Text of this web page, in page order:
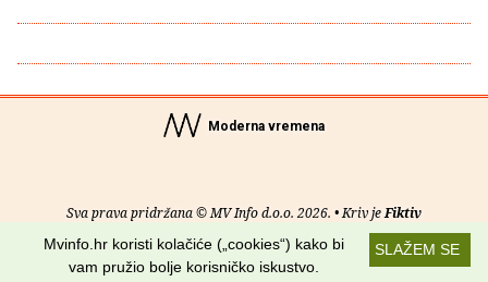
Moderna vremena
Sva prava pridržana © MV Info d.o.o. 2026. • Kriv jeFiktiv
O nama• Pomoć• Uvjeti korištenja•RSS kanaliSLAŽEM SE
Mvinfo.hr koristi kolačiće („cookies“) kako bi
vam pružio bolje korisničko iskustvo.